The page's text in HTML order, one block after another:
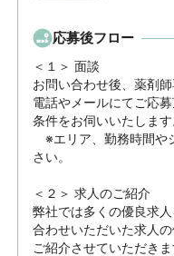
応募後フロー
＜１＞ 面談
お問い合わせ後、薬剤
電話やメールにてご応
条件をお伺いいたします
※エリア、勤務時間や
さい。
＜２＞ 求人のご紹介
弊社では多くの優良求
合わせいただいた求人
ご紹介させていただきま